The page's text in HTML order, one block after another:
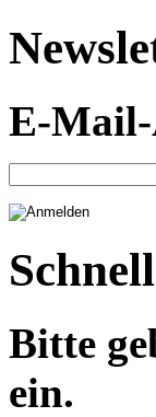
E-Mail-
Bitte
ein.